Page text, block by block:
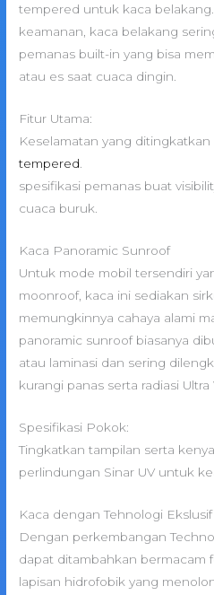
tempered untuk kaca
keamanan, kaca belakang
pemanas built-in yang bisa
atau es saat cuaca dingin.
Fitur Utama:
Keselamatan yang
tempered.
spesifikasi pemanas buat
cuaca buruk.
Kaca Panoramic Sunroof
Untuk mode mobil tersendiri
moonroof, kaca ini sediakan
memungkinnya cahaya alami
panoramic sunroof biasanya
atau laminasi dan sering
kurangi panas serta radiasi
Spesifikasi Pokok:
Tingkatkan tampilan serta
perlindungan Sinar UV untuk
Kaca dengan Tehnologi Ekslusif
Dengan perkembangan
dapat ditambahkan bermacam
lapisan hidrofobik yang